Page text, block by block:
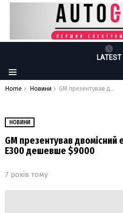
LATEST
Menu
You are here:
Home Новини GM презентував двомісний електромобіль Baojun E300 дешевше $9000
НОВИНИ
GM презентував двомісний
E300 дешевше $9000
7 років тому